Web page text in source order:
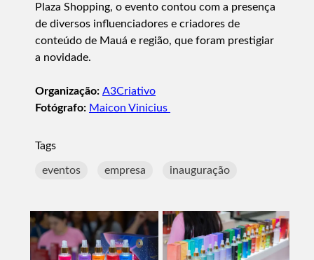
Plaza Shopping, o evento contou com a presença
de diversos influenciadores e criadores de
conteúdo de Mauá e região, que foram prestigiar
a novidade.
Organização: A3Criativo
Fotógrafo: Maicon Vinicius
Tags
eventos empresa inauguração